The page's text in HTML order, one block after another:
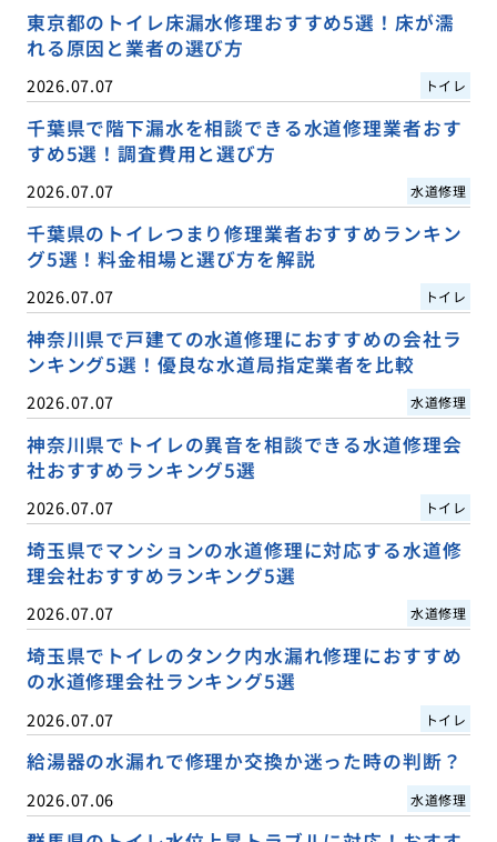
東京都のトイレ床漏水修理おすすめ5選！床が濡
れる原因と業者の選び方
2026.07.07 トイレ
千葉県で階下漏水を相談できる水道修理業者おす
すめ5選！調査費用と選び方
2026.07.07 水道修理
千葉県のトイレつまり修理業者おすすめランキン
グ5選！料金相場と選び方を解説
2026.07.07 トイレ
神奈川県で戸建ての水道修理におすすめの会社ラ
ンキング5選！優良な水道局指定業者を比較
2026.07.07 水道修理
神奈川県でトイレの異音を相談できる水道修理会
社おすすめランキング5選
2026.07.07 トイレ
埼玉県でマンションの水道修理に対応する水道修
理会社おすすめランキング5選
2026.07.07 水道修理
埼玉県でトイレのタンク内水漏れ修理におすすめ
の水道修理会社ランキング5選
2026.07.07 トイレ
給湯器の水漏れで修理か交換か迷った時の判断？
2026.07.06 水道修理